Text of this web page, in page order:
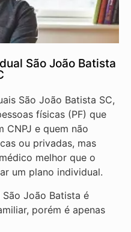
São João Batista
São João Batista SC,
físicas (PF) que
CNPJ e quem não
ou privadas, mas
melhor que o
um plano individual.
João Batista é
porém é apenas